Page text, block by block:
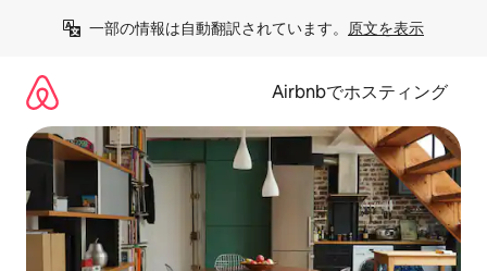
一部の情報は自動翻訳されています。 原文を表示
Airbnbでホスティング